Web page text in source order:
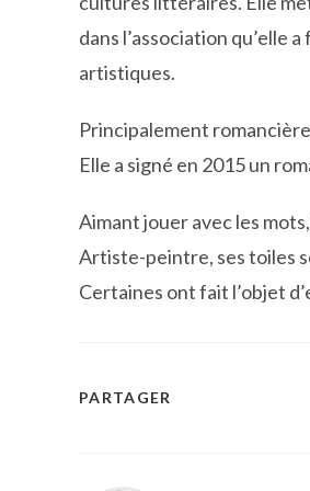
dans l’association qu’elle
artistiques.
Principalement
Elle a signé en 2015 un
Aimant jouer avec les
Artiste-peintre, ses toiles
Certaines ont fait l’objet
PARTAGER